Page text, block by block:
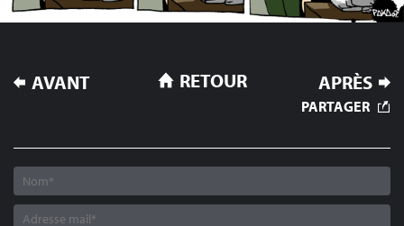
NAVIGATION
DE
AVANT APRÈS
RETOUR
PARTAGER